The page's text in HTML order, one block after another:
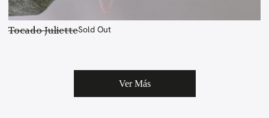
Tocado JulietteSold Out
Ver Más